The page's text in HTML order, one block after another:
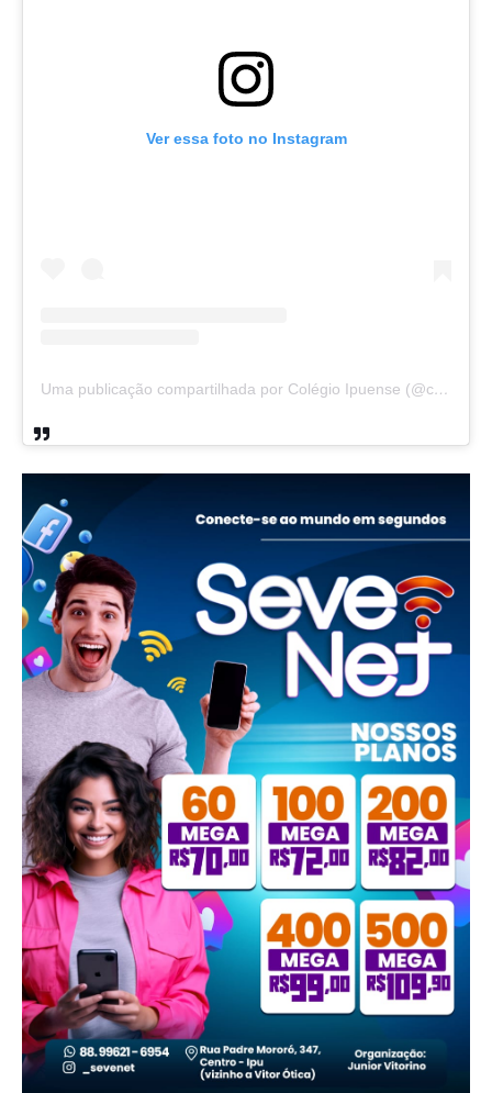
Ver essa foto no Instagram
Uma publicação compartilhada por Colégio Ipuense (@colegioipuense)